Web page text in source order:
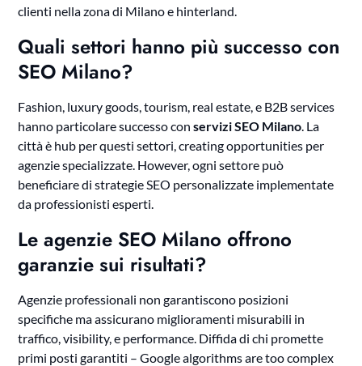
clienti nella zona di Milano e hinterland.
Quali settori hanno più successo con
SEO Milano?
Fashion, luxury goods, tourism, real estate, e B2B services
hanno particolare successo conservizi SEO Milano . La
città è hub per questi settori, creating opportunities per
agenzie specializzate. However, ogni settore può
beneficiare di strategie SEO personalizzate implementate
da professionisti esperti.
Le agenzie SEO Milano offrono
garanzie sui risultati?
Agenzie professionali non garantiscono posizioni
specifiche ma assicurano miglioramenti misurabili in
traffico, visibility, e performance. Diffida di chi promette
primi posti garantiti – Google algorithms are too complex